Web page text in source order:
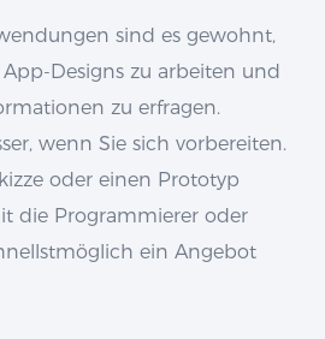
sind es gewohnt,
Designs zu arbeiten und
zu erfragen.
wenn Sie sich vorbereiten.
oder einen Prototyp
die Programmierer oder
ein Angebot